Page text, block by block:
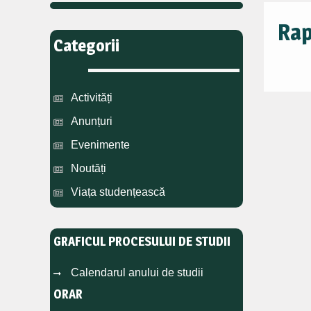
Categorii
Activități
Anunțuri
Evenimente
Noutăți
Viața studențească
GRAFICUL PROCESULUI DE STUDII
Calendarul anului de studii
ORAR